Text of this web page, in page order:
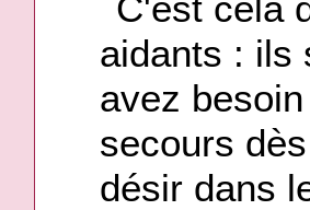
aidants : ils
avez
secours
désir dans